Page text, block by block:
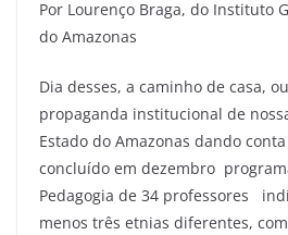
c
b
o
o
k
itt ai e
a
m
at
A
p
p
Por Lourenço Braga, do Instituto
do Amazonas
Dia desses, a caminho de casa,
propaganda institucional de
Estado do Amazonas dando
concluído em dezembro
Pedagogia de 34 professores
menos três etnias diferentes,